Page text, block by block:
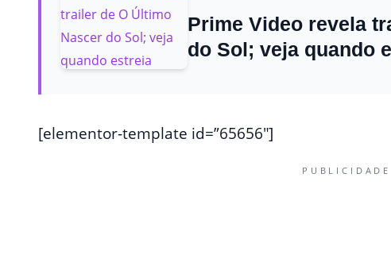
Prime Video revela
do Sol; veja quando
[elementor-template id=”65656″]
PUBLICIDADE